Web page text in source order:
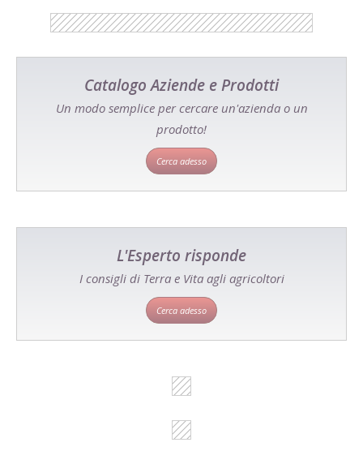
Catalogo Aziende e Prodotti
Un modo semplice per cercare un'azienda o un
prodotto!
Cerca adesso
L'Esperto risponde
I consigli di Terra e Vita agli agricoltori
Cerca adesso